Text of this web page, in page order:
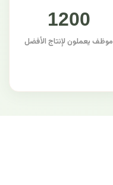
1200
موظف يعملون لإنتاج الأفضل